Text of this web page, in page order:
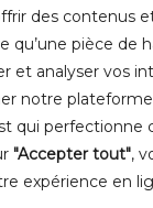
des contenus
qu’une pièce de
et analyser vos
notre plateforme,
qui perfectionne
"Accepter tout",
expérience en